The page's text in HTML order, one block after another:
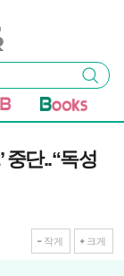
검색
중단..“독성
작게 크게